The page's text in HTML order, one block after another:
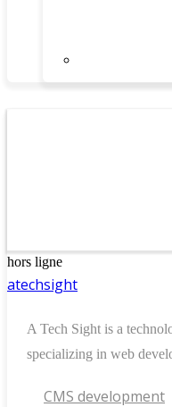
hors ligne
atechsight
A Tech Sight is a
specializing in web
CMS development